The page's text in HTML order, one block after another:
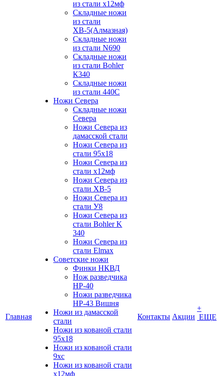
Главная
из стали х12мф
Складные ножи
из стали
ХВ-5(Алмазная)
Складные ножи
из стали N690
Складные ножи
из стали Bohler
К340
Складные ножи
из стали 440С
Ножи Севера
Складные ножи
Севера
Ножи Севера из
дамасской стали
Ножи Севера из
стали 95х18
Ножи Севера из
стали х12мф
Ножи Севера из
стали ХВ-5
Ножи Севера из
стали У8
Ножи Севера из
стали Bohler K
340
Ножи Севера из
стали Elmax
Советские ножи
Финки НКВД
Нож разведчика
НР-40
Ножи разведчика
НР-43 Вишня
Ножи из дамасской
стали
Ножи из кованой стали
95х18
Ножи из кованой стали
9хс
Ножи из кованой стали
х12мф
Контакты Акции
+
ЕЩЕ